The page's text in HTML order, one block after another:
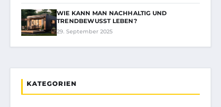
WIE KANN MAN NACHHALTIG UND
TRENDBEWUSST LEBEN?
29. September 2025
KATEGORIEN